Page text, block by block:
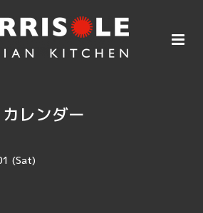
カレンダー
(Sat)